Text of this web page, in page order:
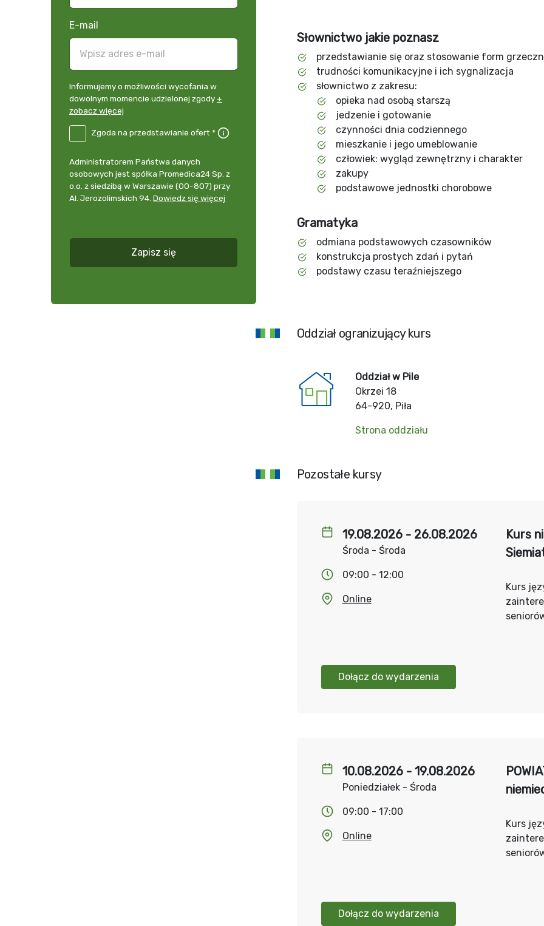
E-mail
Informujemy
o
możliwości
momencie
udzielonej
zgody
+
Informujemy o możliwości wycofania w
dowolnym momencie udzielonej zgody+
zobacz więcej
DE
przedstawianie
Zgoda na przedstawianie ofert *
Administrator
danych
osobowych
Administratorem Państwa danych
osobowych jest spółka Promedica24 Sp. z
o.o. z siedzibą w Warszawie (00-807) przy
Al. Jerozolimskich 94. Dowiedz się więcej
Zapisz się
Słownictwo jakie poznasz
przedstawianie się oraz stosowanie form
trudności komunikacyjne i ich sygnalizacja
słownictwo z zakresu:
opieka nad osobą starszą
jedzenie i gotowanie
czynności dnia codziennego
mieszkanie i jego umeblowanie
człowiek: wygląd zewnętrzny i charakter
zakupy
podstawowe jednostki chorobowe
Gramatyka
odmiana podstawowych czasowników
konstrukcja prostych zdań i pytań
podstawy czasu teraźniejszego
Oddział ogranizujący kurs
Oddział w Pile
Okrzei 18
64-920, Piła
Strona oddziału
Pozostałe kursy
19.08.2026 - 26.08.2026
Środa - Środa
09:00 - 12:00
Online
Dołącz do wydarzenia
Kurs
Kurs
10.08.2026 - 19.08.2026
Poniedziałek - Środa
09:00 - 17:00
Online
Dołącz do wydarzenia
Kurs